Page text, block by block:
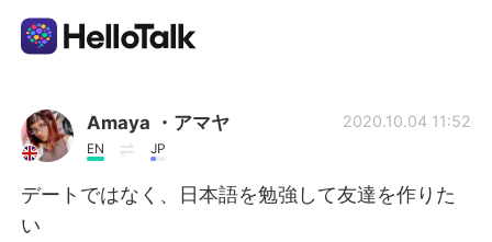
Language Exchange App
AI Grammar Checker
Amaya ・アマヤ
EN JP
2020.10.04 11:52
デートではなく、日本語を勉強して友達を作りた
い